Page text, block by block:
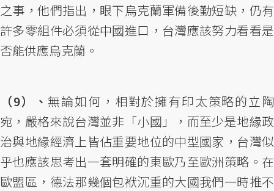
之事，他們指出，眼下烏克蘭軍備後勤短缺，仍有
許多零組件必須從中國進口，台灣應該努力看看是
否能供應烏克蘭。
（9）、無論如何，相對於擁有印太策略的立陶
宛，嚴格來說台灣並非「小國」，而至少是地緣政
治與地緣經濟上皆佔重要地位的中型國家，台灣似
乎也應該思考出一套明確的東歐乃至歐洲策略。在
歐盟區，德法那幾個包袱沉重的大國我們一時推不